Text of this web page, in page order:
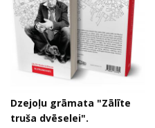
Dzejoļu grāmata "Zālīte
truša dvēselei".